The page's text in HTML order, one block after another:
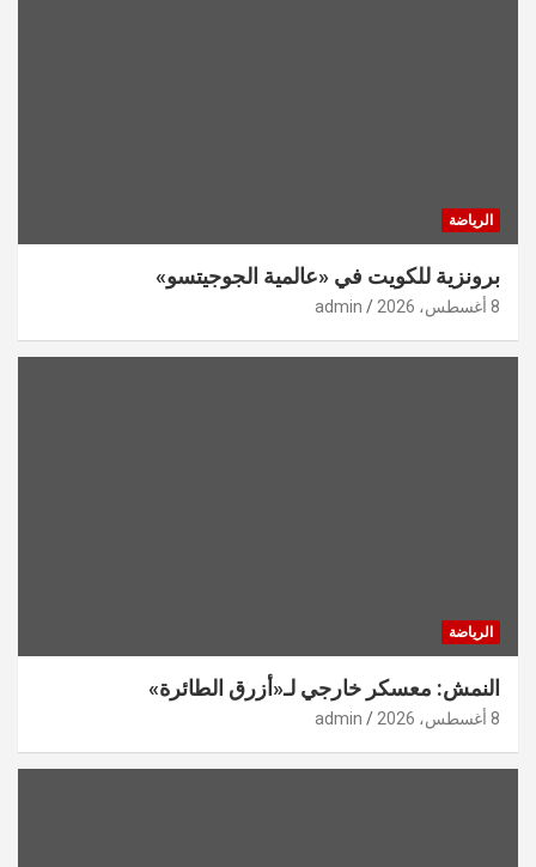
الرياضة
برونزية للكويت في «عالمية الجوجيتسو»
8 أغسطس، 2026 admin
الرياضة
النمش: معسكر خارجي لـ«أزرق الطائرة»
8 أغسطس، 2026 admin